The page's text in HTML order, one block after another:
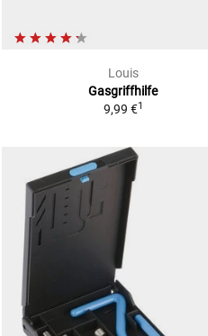
Louis
Gasgriffhilfe
9,99 €1